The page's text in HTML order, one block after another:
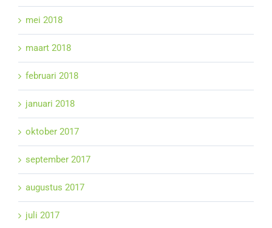
mei 2018
maart 2018
februari 2018
januari 2018
oktober 2017
september 2017
augustus 2017
juli 2017